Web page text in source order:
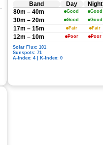
Band Day
Night
80m – 40m
Good Good
30m – 20m Good Good
17m – 15m Fair Fair
12m – 10m Poor Poor
Solar Flux: 101
Sunspots: 71
A-Index: 4 | K-Index: 0